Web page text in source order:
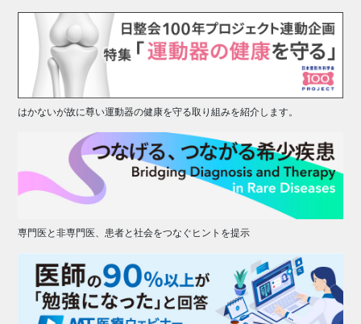
はかないが故に尊い運動器の健康を守る取り組みを紹介します。
専門医と非専門医、患者と社会をつなぐヒントを提示